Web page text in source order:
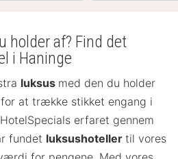
holder af? Find det
i Haninge
luksus med den du holder
at trække stikket engang i
erfaret gennem
fundet luksushoteller til vores